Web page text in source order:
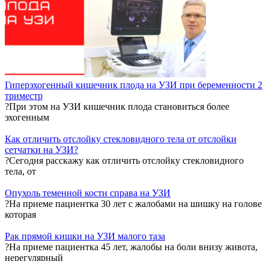
Гиперэхогенный кишечник плода на УЗИ при беременности 2
триместр
?При этом на УЗИ кишечник плода становиться более
эхогенным
Как отличить отслойку стекловидного тела от отслойки
сетчатки на УЗИ?
?Сегодня расскажу как отличить отслойку стекловидного
тела, от
Опухоль теменной кости справа на УЗИ
?На приеме пациентка 30 лет с жалобами на шишку на голове
которая
Рак прямой кишки на УЗИ малого таза
?На приеме пациентка 45 лет, жалобы на боли внизу живота,
нерегулярный